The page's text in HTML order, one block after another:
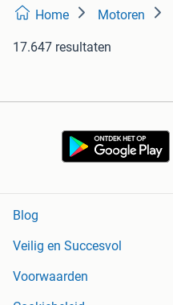
Home Motoren
17.647 resultaten
Blog
Veilig en Succesvol
Voorwaarden